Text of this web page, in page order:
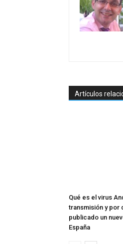
Artículos
Qué es el virus
transmisión y por
publicado un
España